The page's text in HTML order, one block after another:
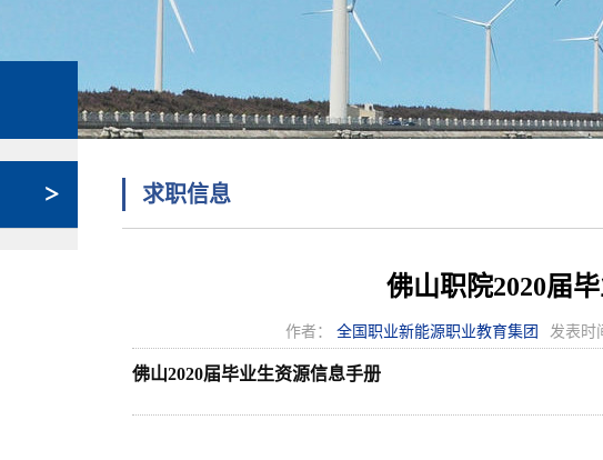
求职信息
佛山职院2020届
作者： 全国职业新能源职业教育集团 发表时
佛山2020届毕业生资源信息手册